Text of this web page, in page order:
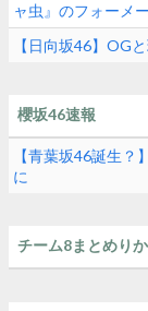
ャ虫』のフォーメ
【日向坂46】OG
櫻坂46速報
【青葉坂46誕生？
に
チーム8まとめりか